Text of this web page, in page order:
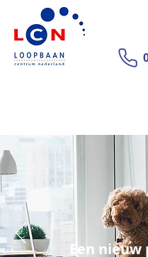
Een